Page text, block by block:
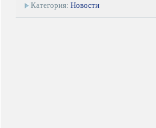
Категория: Новости